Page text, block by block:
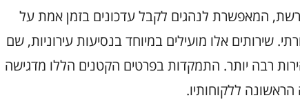
לרשת, המאפשרת לנהגים לקבל עדכונים בזמן אמת על
שירותים אלו מועילים במיוחד בנסיעות עירוניות, שם
רבה יותר. התמקדות בפרטים הקטנים הללו מדגישה
ללקוחותיו.